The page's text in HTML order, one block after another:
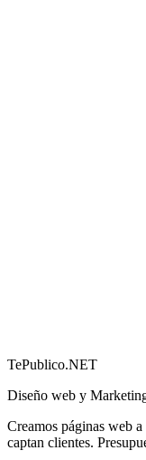
→
TePublico.NET
Diseño web y
Creamos páginas web
captan clientes.